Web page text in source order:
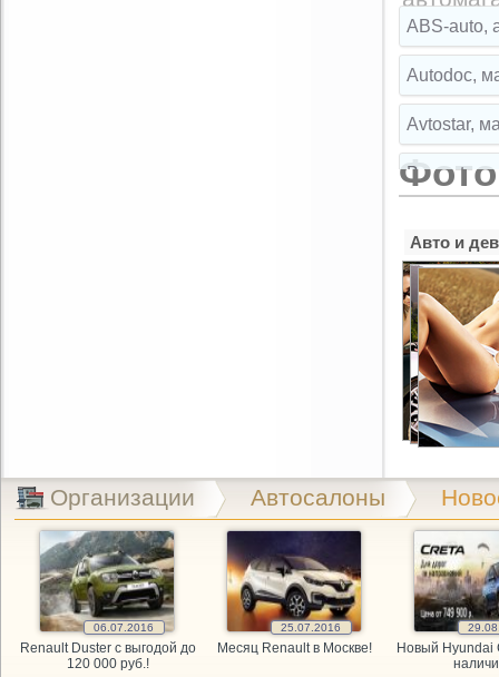
ABS-auto,
Autodoc,
Avtostar,
Broparts,
Buksir,
Cartuning,
EMEX,
Exist.ru,
GARAGE,
GARAGE,
GARAGE,
Авто и
Организации Автосалоны
06.07.2016
Renault Duster с выгодой до
120 000 руб.!
25.07.2016
Месяц Renault в Москве!
Новый Hyundai